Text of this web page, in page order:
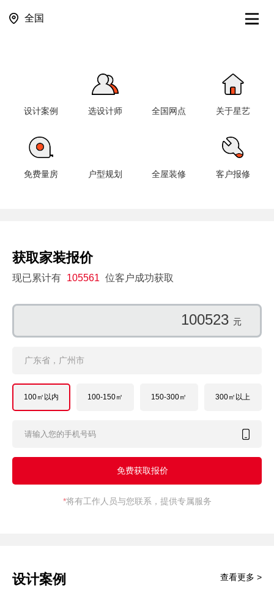
全国
设计案例 选设计师 全国网点 关于星艺
免费量房 户型规划 全屋装修 客户报修
获取家装报价
现已累计有 105561 位客户成功获取
170896 元
广东省，广州市
100㎡以内 100-150㎡ 150-300㎡ 300㎡以上
*将有工作人员与您联系，提供专属服务
设计案例 查看更多 >